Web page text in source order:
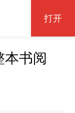
打开
本书阅